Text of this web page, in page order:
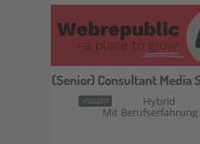
(Senior) Consultant Media
VOLLZEIT Hybrid
Mit Berufserfahrung